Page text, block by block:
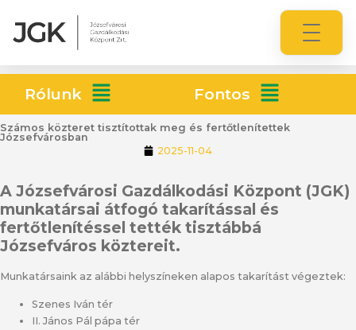
Rólunk Fontos
Számos közteret tisztítottak meg és fertőtlenítettek
Józsefvárosban
2025-11-04
A Józsefvárosi Gazdálkodási Központ (JGK)
munkatársai átfogó takarítással és
fertőtlenítéssel tették tisztábbá
Józsefváros köztereit.
Munkatársaink az alábbi helyszíneken alapos takarítást végeztek:
Szenes Iván tér
II. János Pál pápa tér